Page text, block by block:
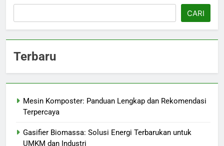
CARI
Terbaru
Mesin Komposter: Panduan Lengkap dan Rekomendasi
Terpercaya
Gasifier Biomassa: Solusi Energi Terbarukan untuk
UMKM dan Industri